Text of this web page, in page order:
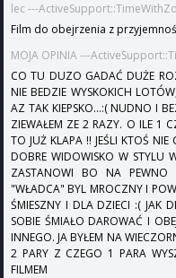
lec ---
Film do obejrzenia z
MOJA OPINIA ---
CO TU DUZO GADAĆ DUŻE
NIE BEDZIE WYSKOKICH
AZ TAK KIEPSKO...:( NUDNO I
ZIEWAŁEM ZE 2 RAZY. O ILE 1
TO JUŻ KLAPA !! JEŚLI KTOŚ
DOBRE WIDOWISKO W STYLU
ZASTANOWI BO NA
"WŁADCA" BYL MROCZNY I
ŚMIESZNY I DLA DZIECI :( JAK
SOBIE ŚMIAŁO DAROWAĆ I
INNEGO. JA BYŁEM NA
2 PARY Z CZEGO 1 PARA
FILMEM